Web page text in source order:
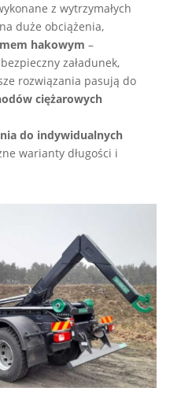
z wytrzymałych
duże obciążenia,
hakowym –
załadunek,
rozwiązania pasują do
ciężarowych
do indywidualnych
warianty długości i